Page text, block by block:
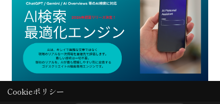
Cookieポリシー